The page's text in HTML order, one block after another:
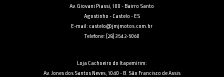
Av. Giovani Piassi, 100 - Bairro Santo
Agostinho - Castelo - ES
E-mail: castelo@jmjmotos.com.br
Telefone: [28] 3542-5060
Loja Cachoeiro do Itapemirim:
Av. Jones dos Santos Neves, 1040 - B. São Francisco de Assis